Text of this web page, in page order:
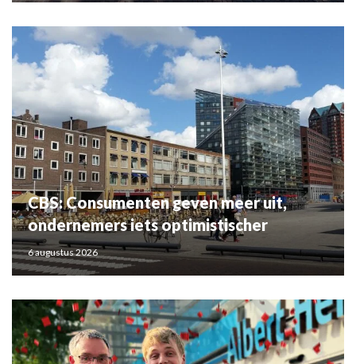
CBS: Consumenten geven meer uit,
ondernemers iets optimistischer
6 augustus 2026